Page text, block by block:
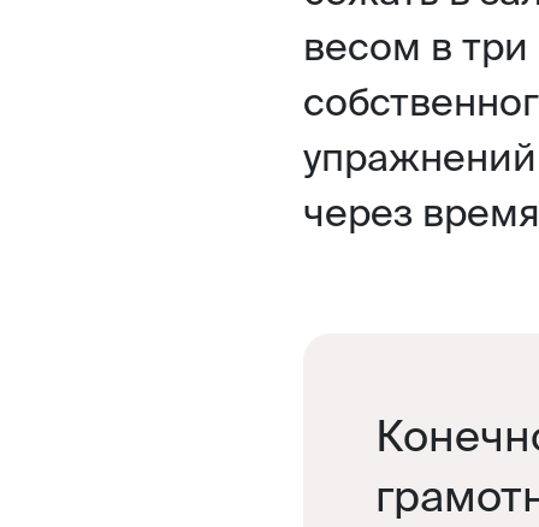
весом в
через